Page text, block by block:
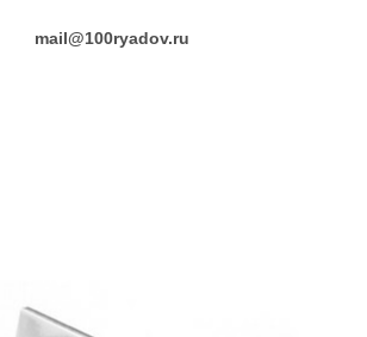
mail@100ryadov.ru